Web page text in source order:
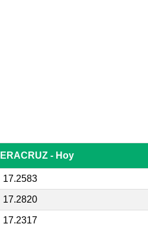
- Hoy
17.2583
17.2820
17.2317